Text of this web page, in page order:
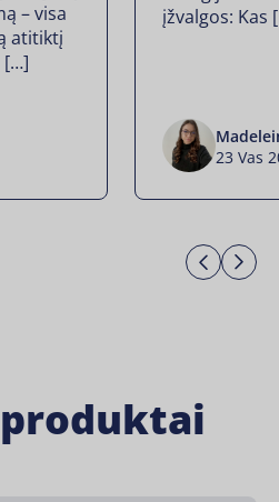
– visa
atitiktį
[…]
įžvalgos: Kas
23 Vas